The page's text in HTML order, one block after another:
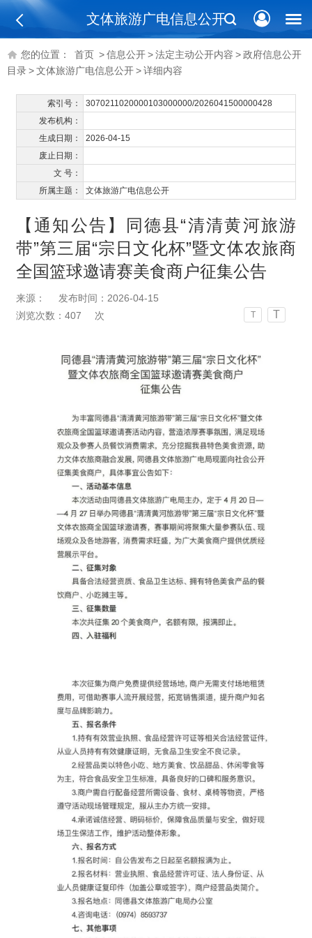
文体旅游广电信息公开
您的位置： 首页 >信息公开>法定主动公开内容 >政府信息公开
目录>文体旅游广电信息公开>详细内容
索引号：
3070211020000103000000/2026041500000428
发布机构：
生成日期：
2026-04-15
废止日期：
文 号：
所属主题：
文体旅游广电信息公开
【通知公告】同德县“清清黄河旅游
带”第三届“宗日文化杯”暨文体农旅商
全国篮球邀请赛美食商户征集公告
来源：
发布时间：2026-04-15
浏览次数： 407 次 T T